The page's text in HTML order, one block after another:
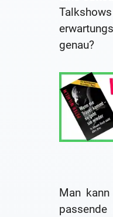
genau?
Man